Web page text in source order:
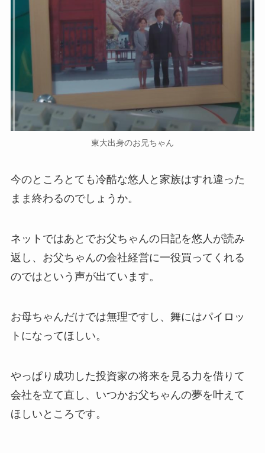
東大出身のお兄ちゃん
今のところとても冷酷な悠人と家族はすれ違った
まま終わるのでしょうか。
ネットではあとでお父ちゃんの日記を悠人が読み
返し、お父ちゃんの会社経営に一役買ってくれる
のではという声が出ています。
お母ちゃんだけでは無理ですし、舞にはパイロッ
トになってほしい。
やっぱり成功した投資家の将来を見る力を借りて
会社を立て直し、いつかお父ちゃんの夢を叶えて
ほしいところです。